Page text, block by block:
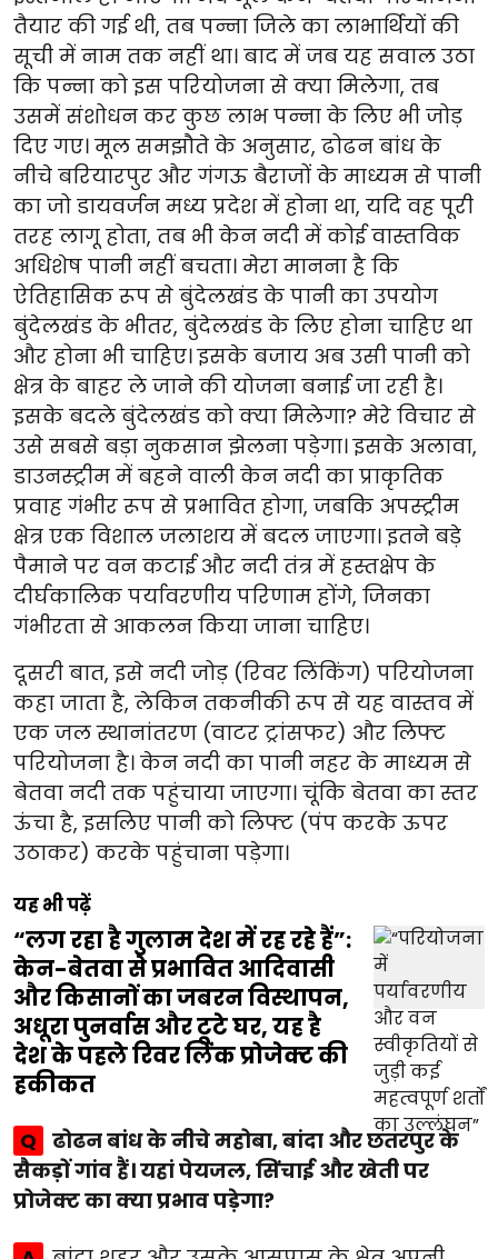
तैयार की गई थी, तब पन्ना जिले का लाभार्थियों की
सूची में नाम तक नहीं था। बाद में जब यह सवाल उठा
कि पन्ना को इस परियोजना से क्या मिलेगा, तब
उसमें संशोधन कर कुछ लाभ पन्ना के लिए भी जोड़
दिए गए। मूल समझौते के अनुसार, ढोढन बांध के
नीचे बरियारपुर और गंगऊ बैराजों के माध्यम से पानी
का जो डायवर्जन मध्य प्रदेश में होना था, यदि वह पूरी
तरह लागू होता, तब भी केन नदी में कोई वास्तविक
अधिशेष पानी नहीं बचता। मेरा मानना है कि
ऐतिहासिक रूप से बुंदेलखंड के पानी का उपयोग
बुंदेलखंड के भीतर, बुंदेलखंड के लिए होना चाहिए था
और होना भी चाहिए। इसके बजाय अब उसी पानी को
क्षेत्र के बाहर ले जाने की योजना बनाई जा रही है।
इसके बदले बुंदेलखंड को क्या मिलेगा? मेरे विचार से
उसे सबसे बड़ा नुकसान झेलना पड़ेगा। इसके अलावा,
डाउनस्ट्रीम में बहने वाली केन नदी का प्राकृतिक
प्रवाह गंभीर रूप से प्रभावित होगा, जबकि अपस्ट्रीम
क्षेत्र एक विशाल जलाशय में बदल जाएगा। इतने बड़े
पैमाने पर वन कटाई और नदी तंत्र में हस्तक्षेप के
दीर्घकालिक पर्यावरणीय परिणाम होंगे, जिनका
गंभीरता से आकलन किया जाना चाहिए।
दूसरी बात, इसे नदी जोड़ (रिवर लिंकिंग) परियोजना
कहा जाता है, लेकिन तकनीकी रूप से यह वास्तव में
एक जल स्थानांतरण (वाटर ट्रांसफर) और लिफ्ट
परियोजना है। केन नदी का पानी नहर के माध्यम से
बेतवा नदी तक पहुंचाया जाएगा। चूंकि बेतवा का स्तर
ऊंचा है, इसलिए पानी को लिफ्ट (पंप करके ऊपर
उठाकर) करके पहुंचाना पड़ेगा।
यह भी पढ़ें
“लग रहा है गुलाम देश में रह रहे हैं”:
केन-बेतवा से प्रभावित आदिवासी
और किसानों का जबरन विस्थापन,
अधूरा पुनर्वास और टूटे घर, यह है
देश के पहले रिवर लिंक प्रोजेक्ट की
हकीकत
Q ढोढन बांध के नीचे महोबा, बांदा और छतरपुर के
सैकड़ों गांव हैं। यहां पेयजल, सिंचाई और खेती पर
प्रोजेक्ट का क्या प्रभाव पड़ेगा?